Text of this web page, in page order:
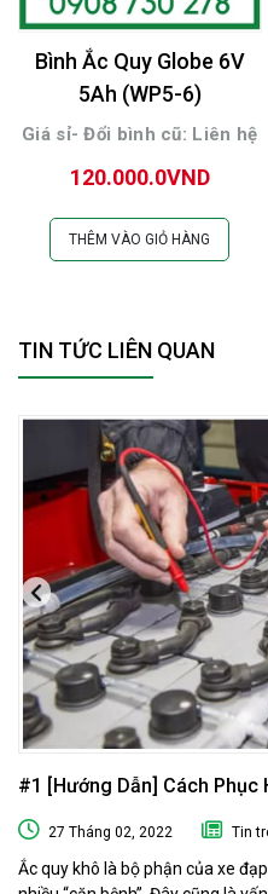
Bình Ắc Quy Globe 6V
5Ah (WP5-6)
Giá sỉ- Đổi bình cũ: Liên hệ
120.000.0VND
THÊM VÀO GIỎ HÀNG
TIN TỨC LIÊN QUAN
#1 [Hướng Dẫn] Cách Phục
Tại Nhà
27 Tháng 02, 2022 Tin
Ắc quy khô là bộ phận của xe